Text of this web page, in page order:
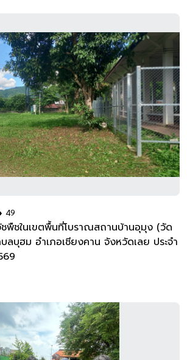
49
พืชในเขตพื้นที่โบราณสถานบ้านอุมุง (วัด
ลบุฮม อำเภอเชียงคาน จังหวัดเลย ประจำ